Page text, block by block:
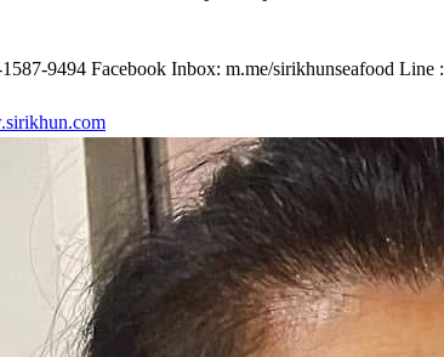
Facebook Inbox: m.me/sirikhunseafood Line :